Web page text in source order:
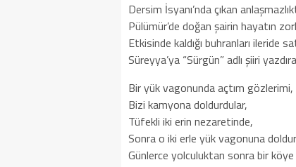
Dersim İsyanı’nda çıkan
Pülümür’de doğan şairin hayatın
Etkisinde kaldığı buhranları ileride
Süreyya’ya “Sürgün” adlı şiiri
Bir yük vagonunda açtım gözlerimi,
Bizi kamyona doldurdular,
Tüfekli iki erin nezaretinde,
Sonra o iki erle yük vagonuna
Günlerce yolculuktan sonra bir